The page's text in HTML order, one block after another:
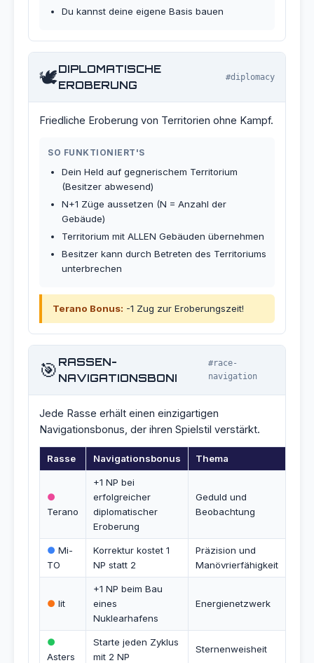
Du kannst deine eigene Basis bauen
🕊️DIPLOMATISCHE
EROBERUNG
#diplomacy
Friedliche Eroberung von Territorien ohne Kampf.
SO FUNKTIONIERT'S
Dein Held auf gegnerischem Territorium
(Besitzer abwesend)
N+1 Züge aussetzen (N = Anzahl der
Gebäude)
Territorium mit ALLEN Gebäuden übernehmen
Besitzer kann durch Betreten des Territoriums
unterbrechen
Terano Bonus: -1 Zug zur Eroberungszeit!
🎯 RASSEN-
NAVIGATIONSBONI
#race-
navigation
Jede Rasse erhält einen einzigartigen
Navigationsbonus, der ihren Spielstil verstärkt.
Rasse Navigationsbonus Thema
●
Terano
+1 NP bei
erfolgreicher
diplomatischer
Eroberung
Geduld und
Beobachtung
● Mi-
TO
Korrektur kostet 1
NP statt 2
Präzision und
Manövrierfähigkeit
● Iit
+1 NP beim Bau
eines
Nuklearhafens
Energienetzwerk
●
Asters
Starte jeden Zyklus
mit 2 NP
Sternenweisheit